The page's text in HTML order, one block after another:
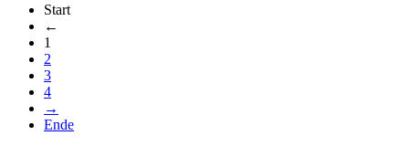
Start
←
1
2
3
4
→
Ende